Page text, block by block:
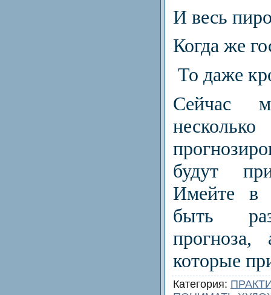
И весь
Когда же
То даже
Сейчас
будут
Имейте в
быть
которые
Категория: